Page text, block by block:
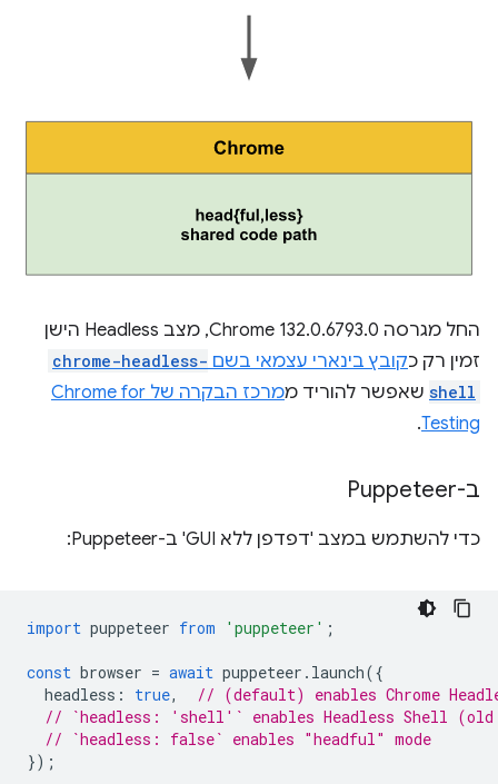
החל מגרסה Chrome 132.0.6793.0, מצב Headless הישן
זמין רק כקובץ בינארי עצמאי בשם chrome-headless-
shell שאפשר להוריד מ
מרכז הבקרה של Chrome for
Testing
.
ב-Puppeteer
כדי להשתמש במצב 'דפדפן ללא GUI' ב-Puppeteer:
import puppeteer from 'puppeteer' ;
const browser = await puppeteer . launch({
headless : true,
// (default) enables Chrome
// `headless: 'shell'` enables Headless Shell (old
// `headless: false` enables "headful" mode
});